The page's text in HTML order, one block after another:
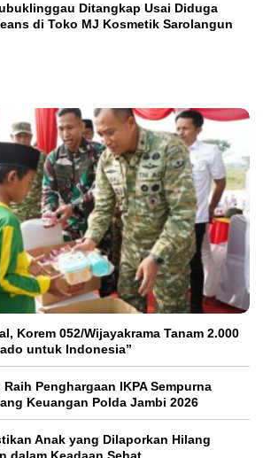
Ditangkap Usai Diduga
di Toko MJ Kosmetik Sarolangun
Korem 052/Wijayakrama Tanam 2.000
untuk Indonesia”
Penghargaan IKPA Sempurna
Keuangan Polda Jambi 2026
Anak yang Dilaporkan Hilang